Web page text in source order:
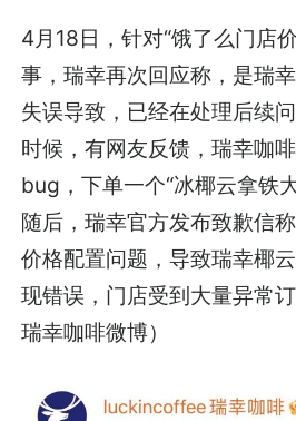
4月18日，针对“饿了么门店
事，瑞幸再次回应称，是瑞
失误导致，已经在处理后续
时候，有网友反馈，瑞幸咖
bug，下单一个“冰椰云拿铁
随后，瑞幸官方发布致歉信
价格配置问题，导致瑞幸椰
现错误，门店受到大量异常
瑞幸咖啡微博）